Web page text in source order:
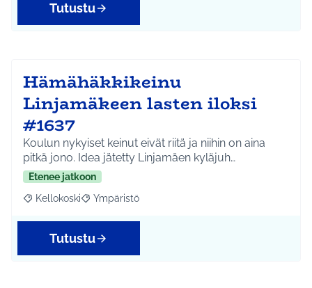
Tutustu
Hämähäkkikeinu
Linjamäkeen lasten iloksi
#1637
Koulun nykyiset keinut eivät riitä ja niihin on aina
pitkä jono. Idea jätetty Linjamäen kyläjuh…
Etenee jatkoon
Rajaa tulokset aihepiirin mukaan: Kellokoski
Kellokoski Rajaa tulokset teeman mukaan: Ympäristö
Ympäristö
Tutustu